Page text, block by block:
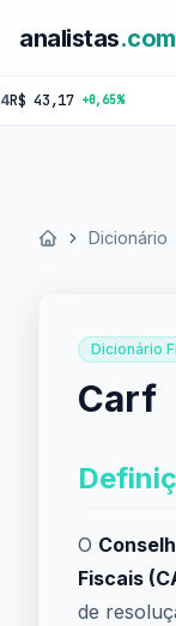
analistas
+0,65%
Início Dicionário
Dicionário
Carf
O
Fiscais
de